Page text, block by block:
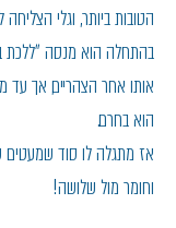
הטובות ביותר, וגלי
בהתחלה הוא מנסה ״ללכת
אותו אחר הצהריים, אך עד
הוא בחרם.
אז מתגלה לו סוד שמעטים
וחומר מול שלושה!